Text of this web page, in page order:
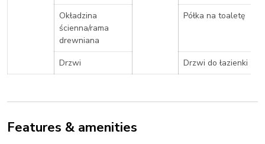
Okładzina
ścienna/rama
drewniana
Półka na toaletę
Drzwi Drzwi do łazienki
Features & amenities